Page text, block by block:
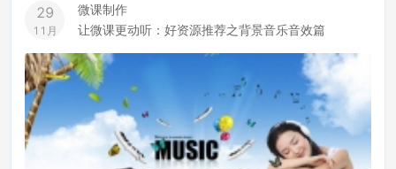
29
11月
微课制作
让微课更动听：好资源推荐之背景音乐音效篇